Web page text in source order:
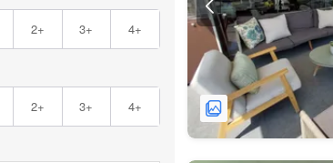
2+ 3+ 4+
2+ 3+ 4+